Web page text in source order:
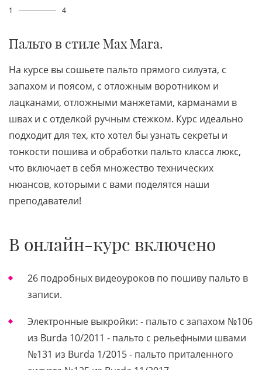
1 4
Пальто в стиле Max Mara.
На курсе вы сошьете пальто прямого силуэта, с
запахом и поясом, с отложным воротником и
лацканами, отложными манжетами, карманами в
швах и с отделкой ручным стежком. Курс идеально
подходит для тех, кто хотел бы узнать секреты и
тонкости пошива и обработки пальто класса люкс,
что включает в себя множество технических
нюансов, которыми с вами поделятся наши
преподаватели!
В онлайн-курс включено
26 подробных видеоуроков по пошиву пальто в
записи.
Электронные выкройки: - пальто с запахом №106
из Burda 10/2011 - пальто с рельефными швами
№131 из Burda 1/2015 - пальто приталенного